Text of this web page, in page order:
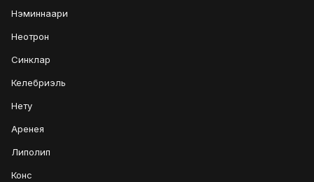
Нэминнаари
Неотрон
Синклар
Келебриэль
Нету
Аренея
Липолип
Конс